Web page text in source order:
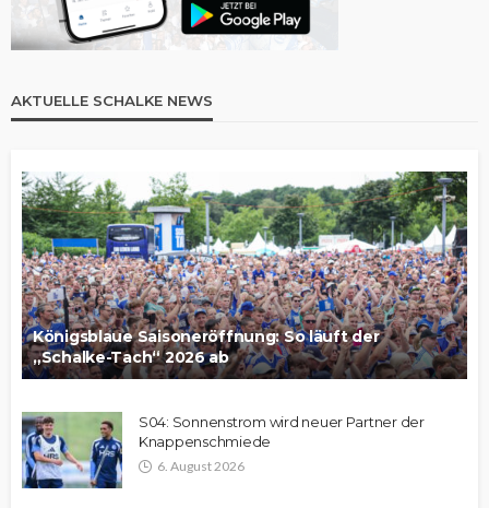
AKTUELLE SCHALKE NEWS
Königsblaue Saisoneröffnung: So läuft der
„Schalke-Tach“ 2026 ab
S04: Sonnenstrom wird neuer Partner der
Knappenschmiede
6. August 2026